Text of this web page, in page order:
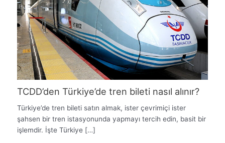
TCDD’den Türkiye’de tren bileti nasıl alınır?
Türkiye’de tren bileti satın almak, ister çevrimiçi ister
şahsen bir tren istasyonunda yapmayı tercih edin, basit bir
işlemdir. İşte Türkiye […]